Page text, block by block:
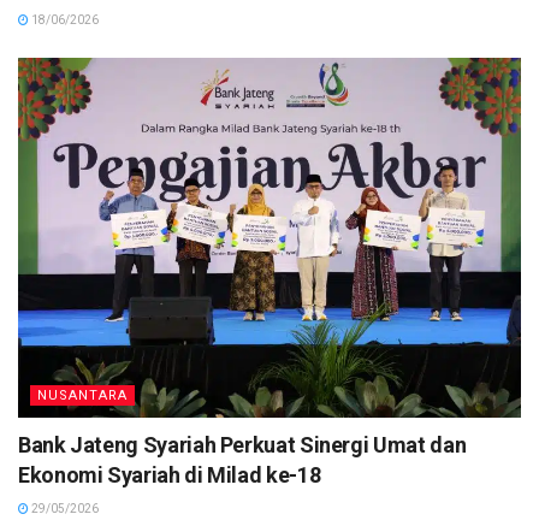
18/06/2026
NUSANTARA
Bank Jateng Syariah Perkuat Sinergi Umat dan
Ekonomi Syariah di Milad ke-18
29/05/2026